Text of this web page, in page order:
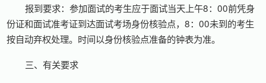
报到要求：参加面试的考生应于面试当天上午8：00前凭身
份证和面试准考证到达面试考场身份核验点，8：00未到的考生
按自动弃权处理。时间以身份核验点准备的钟表为准。
三、有关要求